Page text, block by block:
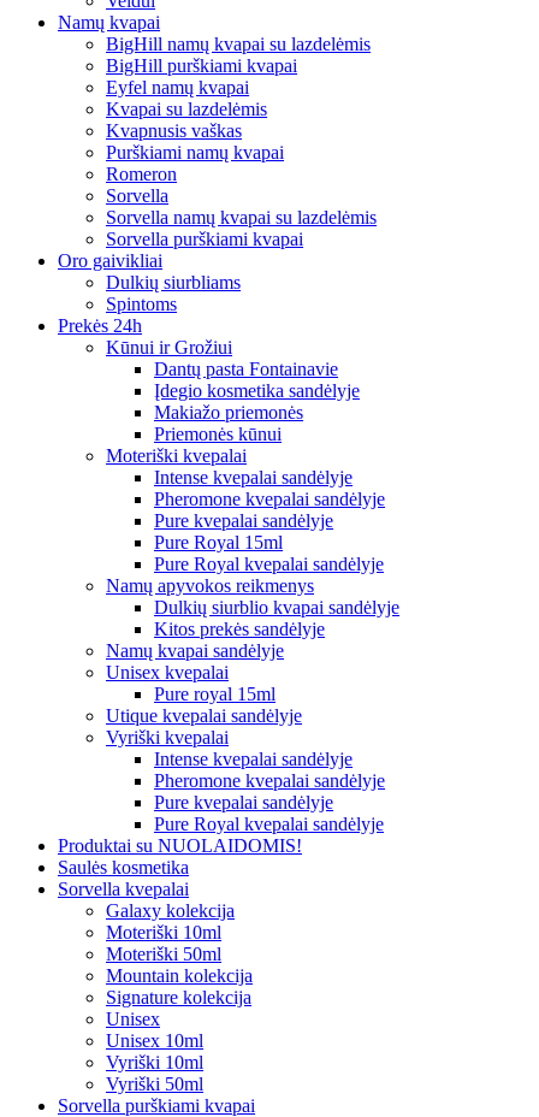
Namų kvapai
BigHill namų kvapai su lazdelėmis
BigHill purškiami kvapai
Eyfel namų kvapai
Kvapai su lazdelėmis
Kvapnusis vaškas
Purškiami namų kvapai
Romeron
Sorvella
Sorvella namų kvapai su lazdelėmis
Sorvella purškiami kvapai
Oro gaivikliai
Dulkių siurbliams
Spintoms
Prekės 24h
Kūnui ir Grožiui
Dantų pasta Fontainavie
Įdegio kosmetika sandėlyje
Makiažo priemonės
Priemonės kūnui
Moteriški kvepalai
Intense kvepalai sandėlyje
Pheromone kvepalai sandėlyje
Pure kvepalai sandėlyje
Pure Royal 15ml
Pure Royal kvepalai sandėlyje
Namų apyvokos reikmenys
Dulkių siurblio kvapai sandėlyje
Kitos prekės sandėlyje
Namų kvapai sandėlyje
Unisex kvepalai
Pure royal 15ml
Utique kvepalai sandėlyje
Vyriški kvepalai
Intense kvepalai sandėlyje
Pheromone kvepalai sandėlyje
Pure kvepalai sandėlyje
Pure Royal kvepalai sandėlyje
Produktai su NUOLAIDOMIS!
Saulės kosmetika
Sorvella kvepalai
Galaxy kolekcija
Moteriški 10ml
Moteriški 50ml
Mountain kolekcija
Signature kolekcija
Unisex
Unisex 10ml
Vyriški 10ml
Vyriški 50ml
Sorvella purškiami kvapai